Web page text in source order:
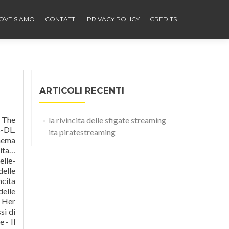
SIAMO CONTATTI PRIVACY POLICY CREDITS
Wilde Le due ragazze, determinate a rimettersi in pari con i loro coetanei, cercano di recuperare il divertimento perso negli ultimi quattro anni in un'unica notte, sperimentando tutto ciò di cui hanno avuto paura finora. Chi è Jack lo Squartatore? First Team: Juventus . Guarda La rivincita delle sfigate Streaming ita Completo,G
ARTICOLI RECENTI
la rivincita delle sfigate streaming
ita piratestreaming